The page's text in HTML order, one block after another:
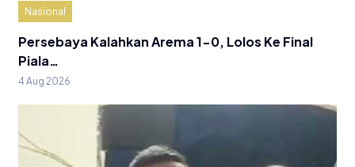
Nasional
Persebaya Kalahkan Arema 1-0, Lolos Ke Final
Piala…
4 Aug 2026